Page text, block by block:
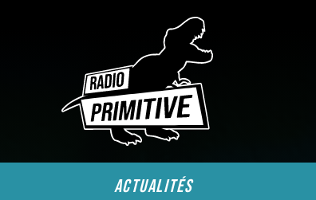
actualités